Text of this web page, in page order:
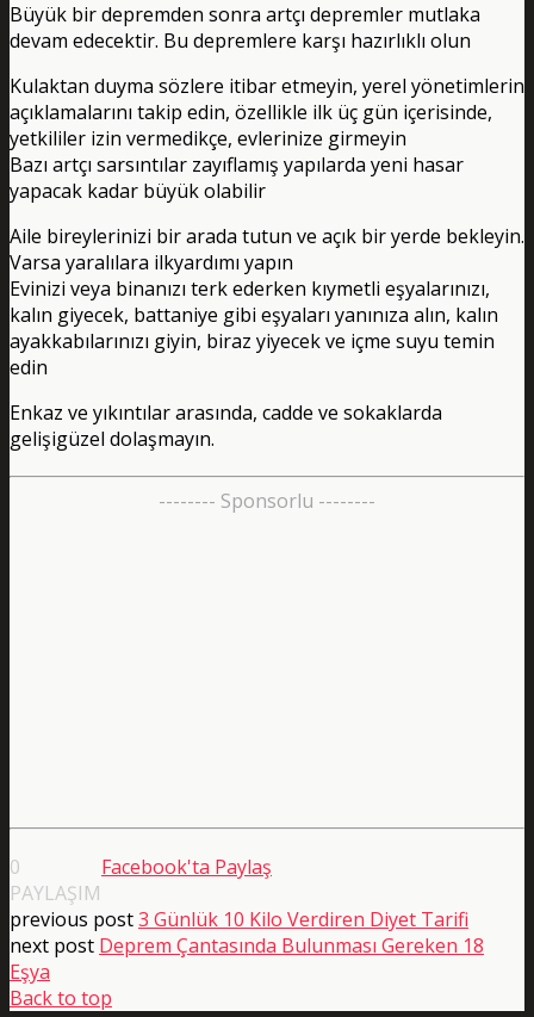
Büyük bir depremden sonra artçı depremler mutlaka
devam edecektir. Bu depremlere karşı hazırlıklı olun
Kulaktan duyma sözlere itibar etmeyin, yerel yönetimlerin
açıklamalarını takip edin, özellikle ilk üç gün içerisinde,
yetkililer izin vermedikçe, evlerinize girmeyin
Bazı artçı sarsıntılar zayıflamış yapılarda yeni hasar
yapacak kadar büyük olabilir
Aile bireylerinizi bir arada tutun ve açık bir yerde bekleyin.
Varsa yaralılara ilkyardımı yapın
Evinizi veya binanızı terk ederken kıymetli eşyalarınızı,
kalın giyecek, battaniye gibi eşyaları yanınıza alın, kalın
ayakkabılarınızı giyin, biraz yiyecek ve içme suyu temin
edin
Enkaz ve yıkıntılar arasında, cadde ve sokaklarda
gelişigüzel dolaşmayın.
-------- Sponsorlu --------
0
PAYLAŞIM
Facebook'ta Paylaş
previous post3 Günlük 10 Kilo Verdiren Diyet Tarifi
next post Deprem Çantasında Bulunması Gereken 18
Eşya
doğal
Back to top